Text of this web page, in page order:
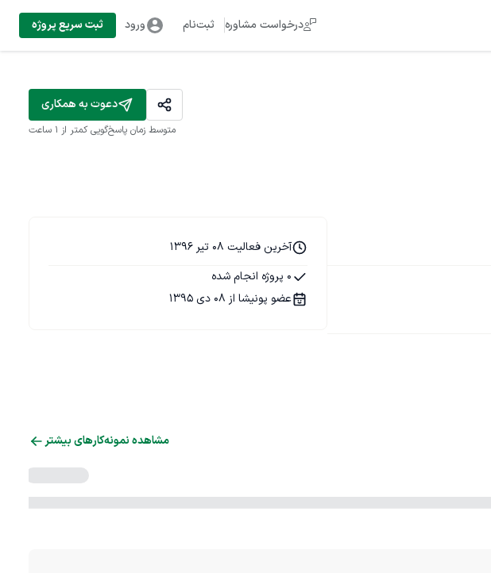
درخواست مشاوره ثبت‌نام ورود ثبت سریع پروژه
دعوت به همکاری
متوسط زمان پاسخ‌گویی کمتر از 1 ساعت
آخرین فعالیت 08 تیر 1396
0 پروژه انجام شده
عضو پونیشا از 08 دی 1395
مشاهده نمونه‌کارهای بیشتر